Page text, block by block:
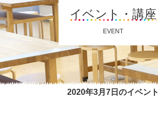
イベント・講座
EVENT
2020年3月7日のイベント